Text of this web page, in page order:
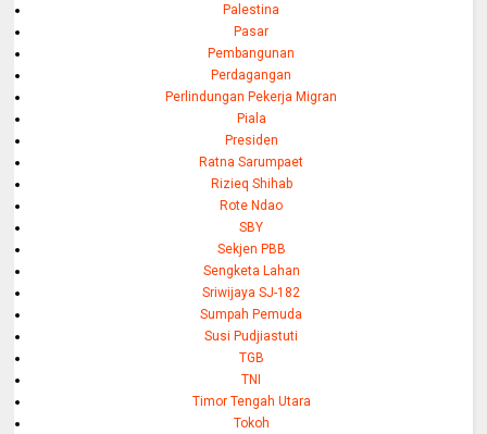
Palestina
Pasar
Pembangunan
Perdagangan
Perlindungan Pekerja Migran
Piala
Presiden
Ratna Sarumpaet
Rizieq Shihab
Rote Ndao
SBY
Sekjen PBB
Sengketa Lahan
Sriwijaya SJ-182
Sumpah Pemuda
Susi Pudjiastuti
TGB
TNI
Timor Tengah Utara
Tokoh